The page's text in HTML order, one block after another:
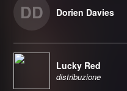
DD Dorien Davies
Lucky Red
distribuzione